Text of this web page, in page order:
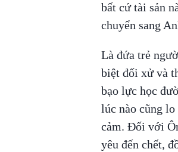
bất cứ tài sản
chuyển sang
Là đứa trẻ
biệt đối xử và
bạo lực học
lúc nào cũng
cảm. Đối với
yêu đến chết,